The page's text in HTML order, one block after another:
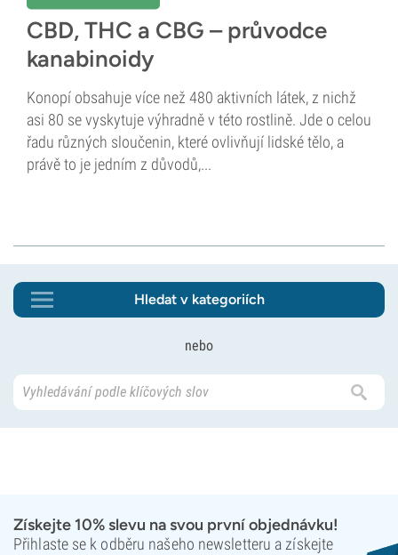
CBD, THC a CBG – průvodce
kanabinoidy
Konopí obsahuje více než 480 aktivních látek, z nichž
asi 80 se vyskytuje výhradně v této rostlině. Jde o celou
řadu různých sloučenin, které ovlivňují lidské tělo, a
právě to je jedním z důvodů,...
Hledat v kategoriích
nebo
Získejte 10% slevu na svou první objednávku!
Přihlaste se k odběru našeho newsletteru a získejte